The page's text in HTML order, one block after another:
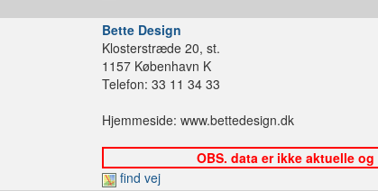
Bette Design
Klosterstræde 20, st.
1157 København K
Telefon: 33 11 34 33
Hjemmeside: www.bettedesign.dk
OBS. data er ikke aktuelle
find vej